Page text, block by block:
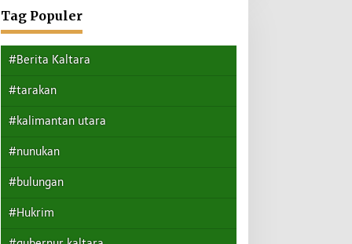
Tag Populer
#Berita Kaltara
#tarakan
#kalimantan utara
#nunukan
#bulungan
#Hukrim